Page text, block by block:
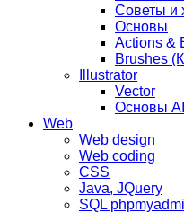
Советы и
Основы
Actions &
Brushes
Illustrator
Vector
Основы AI
Web
Web design
Web coding
CSS
Java, JQuery
SQL